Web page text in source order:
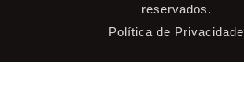
reservados.
Política de Privacidade